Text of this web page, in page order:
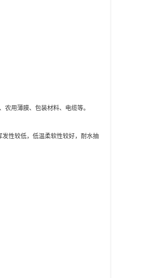
用薄膜、包装材料、电缆等。
性较低，低温柔软性较好，耐水抽